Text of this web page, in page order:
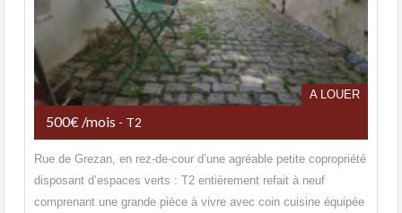
A LOUER
500€ /mois - T2
Rue de Grezan, en rez-de-cour d’une agréable petite copropriété
disposant d’espaces verts : T2 entièrement refait à neuf
comprenant une grande pièce à vivre avec coin cuisine équipée